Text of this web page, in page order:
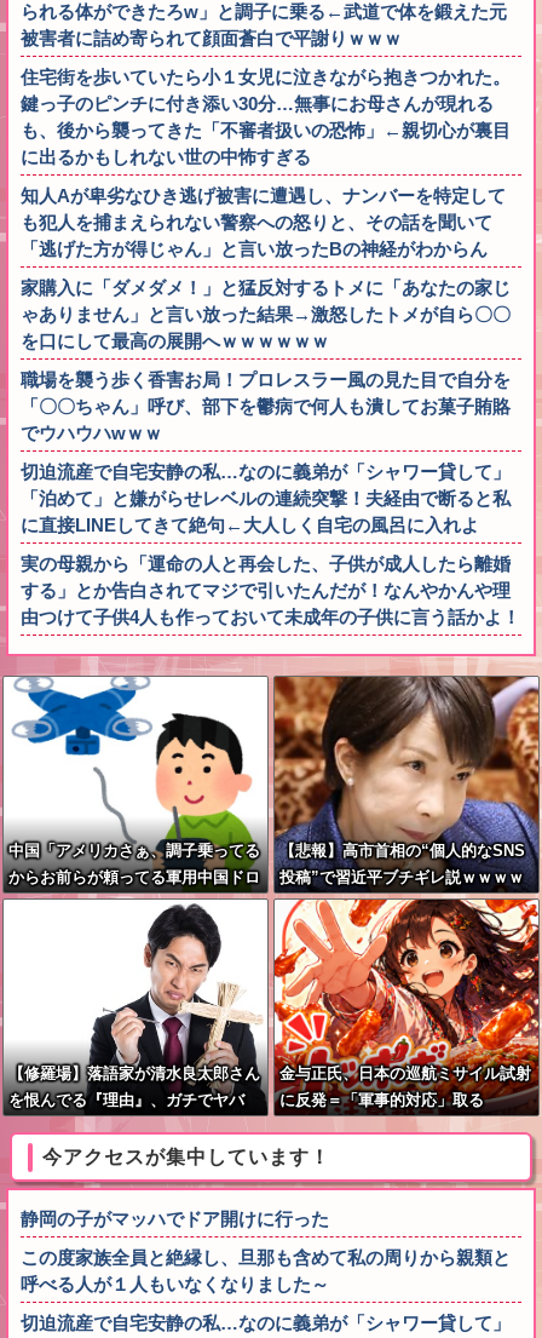
られる体ができたろw」と調子に乗る←武道で体を鍛えた元
被害者に詰め寄られて顔面蒼白で平謝りｗｗｗ
住宅街を歩いていたら小１女児に泣きながら抱きつかれた。
鍵っ子のピンチに付き添い30分…無事にお母さんが現れる
も、後から襲ってきた「不審者扱いの恐怖」←親切心が裏目
に出るかもしれない世の中怖すぎる
知人Aが卑劣なひき逃げ被害に遭遇し、ナンバーを特定して
も犯人を捕まえられない警察への怒りと、その話を聞いて
「逃げた方が得じゃん」と言い放ったBの神経がわからん
家購入に「ダメダメ！」と猛反対するトメに「あなたの家じ
ゃありません」と言い放った結果→激怒したトメが自ら〇〇
を口にして最高の展開へｗｗｗｗｗｗ
職場を襲う歩く香害お局！プロレスラー風の見た目で自分を
「〇〇ちゃん」呼び、部下を鬱病で何人も潰してお菓子賄賂
でウハウハwｗｗ
切迫流産で自宅安静の私…なのに義弟が「シャワー貸して」
「泊めて」と嫌がらせレベルの連続突撃！夫経由で断ると私
に直接LINEしてきて絶句←大人しく自宅の風呂に入れよ
実の母親から「運命の人と再会した、子供が成人したら離婚
する」とか告白されてマジで引いたんだが！なんやかんや理
由つけて子供4人も作っておいて未成年の子供に言う話かよ！
中国「アメリカさぁ、調子乗ってる
からお前らが頼ってる軍用中国ドロ
ーン輸出禁止するわw」
【悲報】高市首相の“個人的なSNS
投稿”で習近平ブチギレ説ｗｗｗｗ
ｗ
【修羅場】落語家が清水良太郎さん
を恨んでる『理由』、ガチでヤバ
金与正氏、日本の巡航ミサイル試射
に反発＝「軍事的対応」取る
今アクセスが集中しています！
静岡の子がマッハでドア開けに行った
この度家族全員と絶縁し、旦那も含めて私の周りから親類と
呼べる人が１人もいなくなりました～
切迫流産で自宅安静の私…なのに義弟が「シャワー貸して」